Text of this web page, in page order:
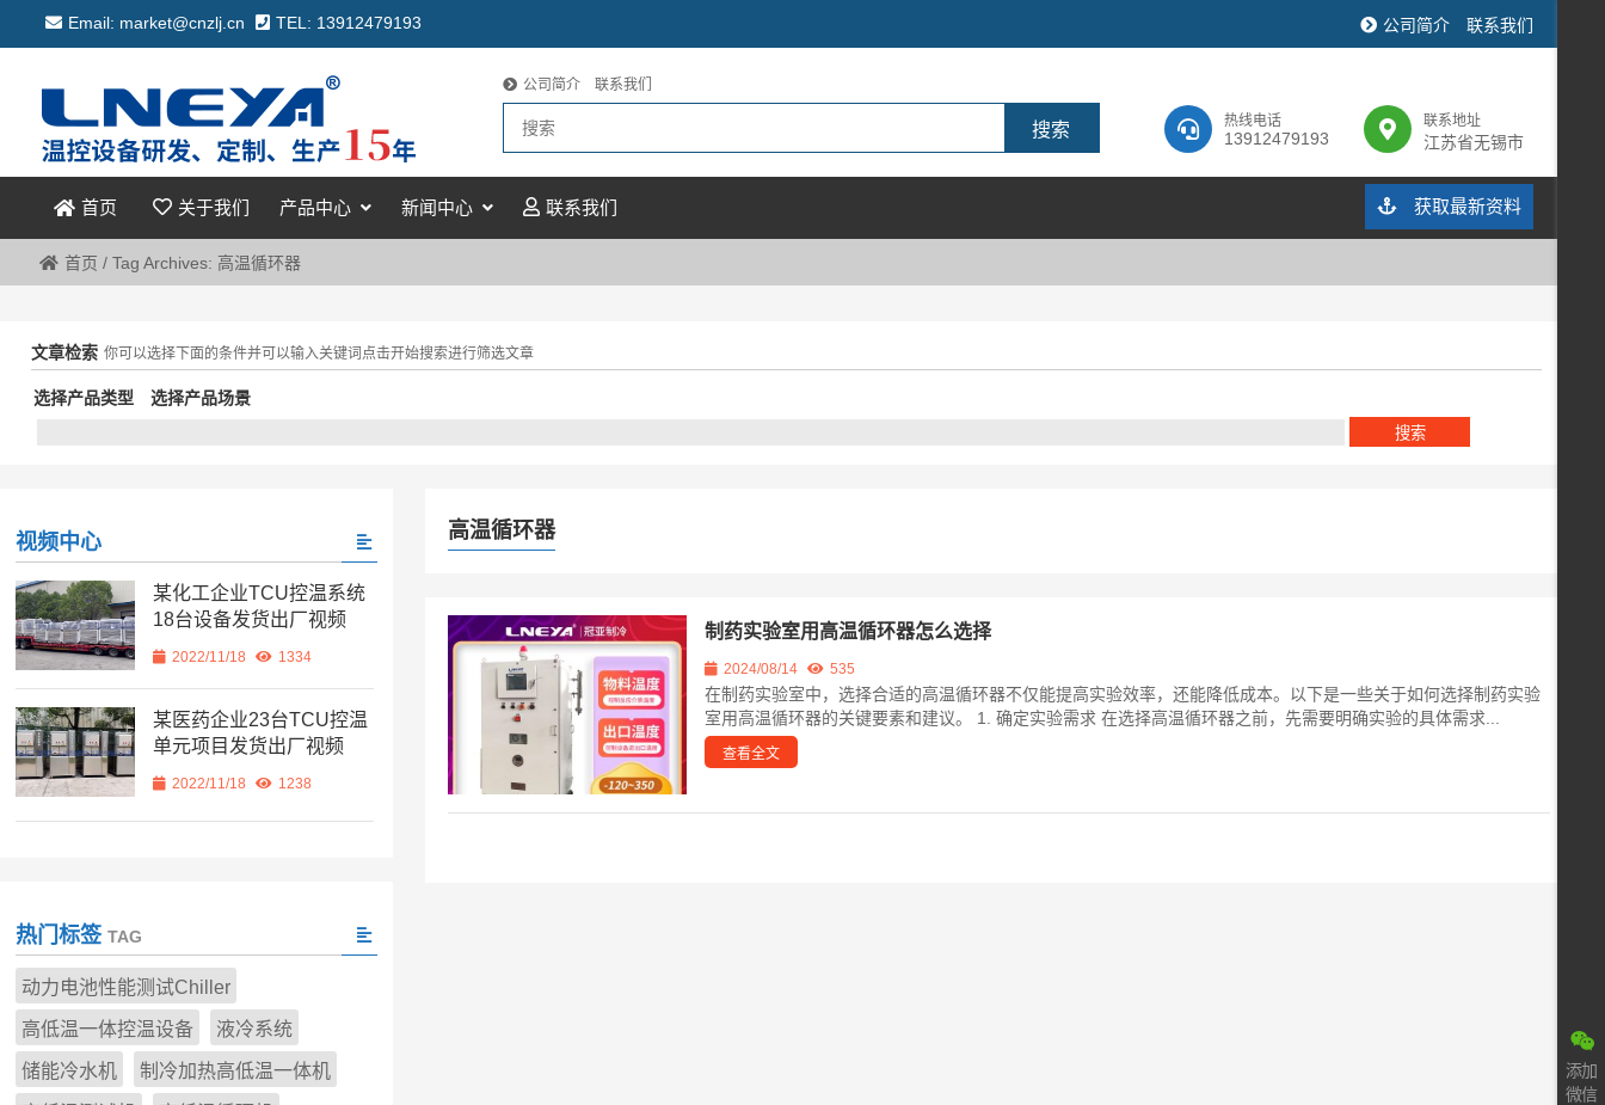
Email: market@cnzlj.cn TEL: 13912479193 公司简介 联系我们
热线电话
13912479193
联系地址
江苏省无锡市
公司简介 联系我们
首页 关于我们 产品中心 新闻中心 联系我们 获取最新资料
首页 / Tag Archives: 高温循环器
文章检索 你可以选择下面的条件并可以输入关键词点击开始搜索进行筛选文章
选择产品类型 选择产品场景
高温循环器
制药实验室用高温循环器怎么选择
2024/08/14 535
在制药实验室中，选择合适的高温循环器不仅能提高实验效率，还能降低成本。以下是一些关于如何选择制药实验
室用高温循环器的关键要素和建议。 1. 确定实验需求 在选择高温循环器之前，先需要明确实验的具体需求...
查看全文
视频中心
某化工企业TCU控温系统
18台设备发货出厂视频
2022/11/18 1334
某医药企业23台TCU控温
单元项目发货出厂视频
2022/11/18 1238
热门标签 TAG
动力电池性能测试Chiller
高低温一体控温设备 液冷系统
储能冷水机 制冷加热高低温一体机
添加
微信